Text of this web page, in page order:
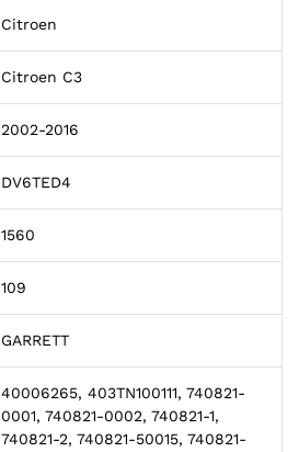
Citroen
Citroen C3
2002-2016
DV6TED4
1560
109
GARRETT
40006265, 403TN100111, 740821-
0001, 740821-0002, 740821-1,
740821-2, 740821-50015, 740821-